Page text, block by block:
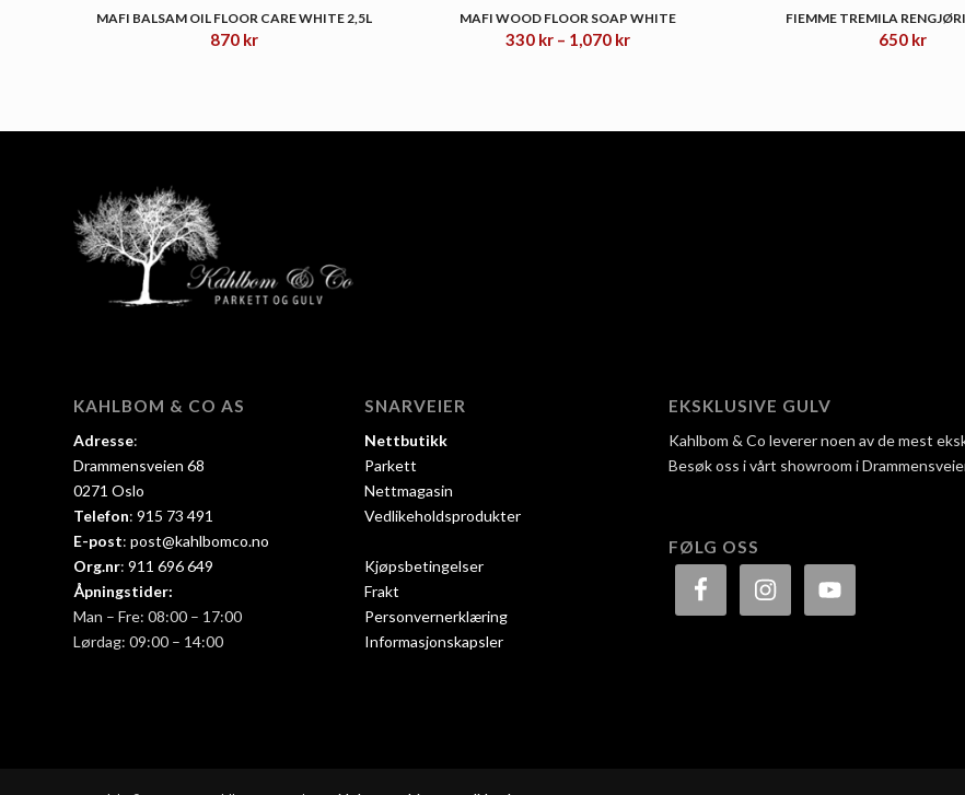
MAFI BALSAM OIL FLOOR CARE WHITE 2,5L
870 kr
MAFI WOOD FLOOR SOAP WHITE
330 kr – 1,070 krPrisområde:
FIEMME TREMILA
650 kr
KAHLBOM & CO AS
Adresse:
Drammensveien 68
0271 Oslo
Telefon: 915 73 491
E-post: post@kahlbomco.no
Org.nr: 911 696 649
Åpningstider:
Man – Fre: 08:00 – 17:00
Lørdag: 09:00 – 14:00
SNARVEIER
Nettbutikk
Parkett
Nettmagasin
Vedlikeholdsprodukter
Kjøpsbetingelser
Frakt
Personvernerklæring
Informasjonskapsler
EKSKLUSIVE GULV
Kahlbom & Co leverer noen av de mest
Besøk oss i vårt showroom i
FØLG OSS